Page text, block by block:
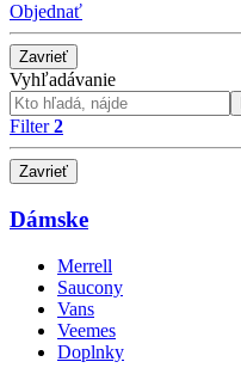
Objednať
Zavrieť
Vyhľadávanie
Filter2
Zavrieť
Dámske
Merrell
Saucony
Vans
Veemes
Doplnky